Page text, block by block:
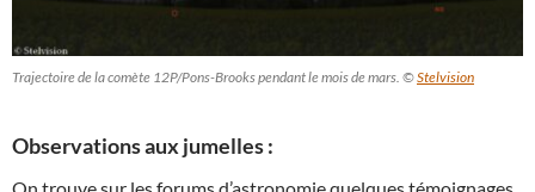
Trajectoire de la comète 12P/Pons-Brooks pendant le mois de mars. ©Stelvision
Observations aux jumelles :